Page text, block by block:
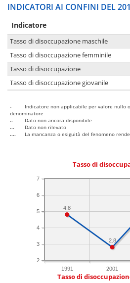
INDICATORI AI CONFINI DEL
Indicatore
Tasso di disoccupazione maschile
Tasso di disoccupazione femminile
Tasso di disoccupazione
Tasso di disoccupazione giovanile
-
Indicatore non applicabile per valore nullo
denominatore
..
Dato non ancora disponibile
...
Dato non rilevato
....
La mancanza o esiguità del fenomeno
Tasso di
1991 2001
2
3
4
5
6
7
2.8
4.8
Tasso di